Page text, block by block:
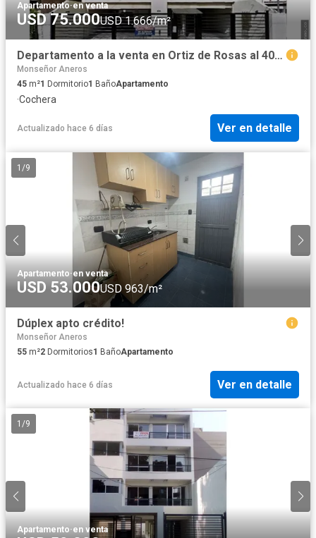
Apartamento·en venta
USD 75.000USD 1.666/m²
Departamento a la venta en Ortiz de Rosas al 400, Moron
Monseñor Aneros
45 m²1 Dormitorio1 BañoApartamento
·Cochera
Actualizado hace 6 días Ver en detalle
1 /9
Apartamento·en venta
USD 53.000USD 963/m²
Dúplex apto crédito!
Monseñor Aneros
55 m²2 Dormitorios1 BañoApartamento
Actualizado hace 6 días Ver en detalle
1 /9
Apartamento·en venta